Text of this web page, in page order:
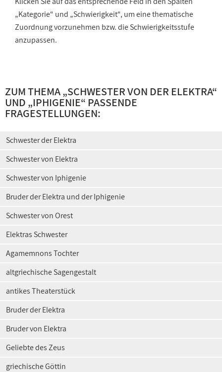
„Kategorie“ und „Schwierigkeit“, um eine thematische
Zuordnung vorzunehmen bzw. die Schwierigkeitsstufe
anzupassen.
ZUM THEMA „SCHWESTER VON DER ELEKTRA“
UND „IPHIGENIE“ PASSENDE
FRAGESTELLUNGEN:
Schwester der Elektra
Schwester von Elektra
Schwester von Iphigenie
Bruder der Elektra und der Iphigenie
Schwester von Orest
Elektras Schwester
Agamemnons Tochter
altgriechische Sagengestalt
antikes Theaterstück
Bruder der Elektra
Bruder von Elektra
Geliebte des Zeus
griechische Göttin